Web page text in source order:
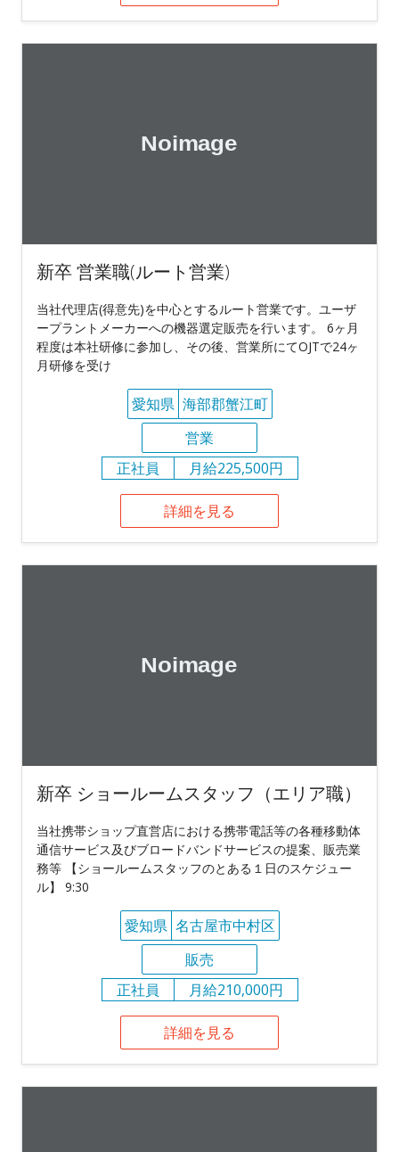
新卒 営業職(ルート営業)
当社代理店(得意先)を中心とするルート営業です。ユーザ
ープラントメーカーへの機器選定販売を行います。 6ヶ月
程度は本社研修に参加し、その後、営業所にてOJTで24ヶ
月研修を受け
愛知県 海部郡蟹江町
営業
正社員
月給225,500円
詳細を見る
新卒 ショールームスタッフ（エリア職）
当社携帯ショップ直営店における携帯電話等の各種移動体
通信サービス及びブロードバンドサービスの提案、販売業
務等 【ショールームスタッフのとある１日のスケジュー
ル】 9:30
愛知県 名古屋市中村区
販売
正社員
月給210,000円
詳細を見る